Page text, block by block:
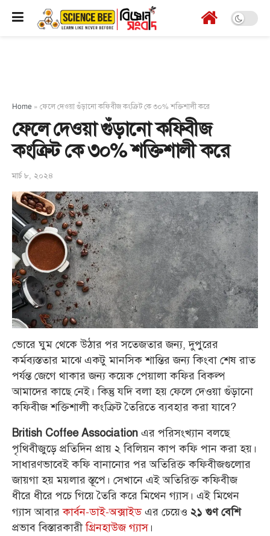
Home » ফেলে দেওয়া গুঁড়ানো কফিবীজ কংক্রিট কে ৩০% শক্তিশালী করে
ফেলে দেওয়া গুঁড়ানো কফিবীজ
কংক্রিট কে ৩০% শক্তিশালী করে
মার্চ ৮, ২০২৪
ভোরে ঘুম থেকে উঠার পর সতেজতার জন্য, দুপুরের
কর্মব্যস্ততার মাঝে একটু মানসিক শান্তির জন্য কিংবা শেষ রাত
পর্যন্ত জেগে থাকার জন্য কয়েক পেয়ালা কফির বিকল্প
আমাদের কাছে নেই। কিন্তু যদি বলা হয় ফেলে দেওয়া গুঁড়ানো
কফিবীজ শক্তিশালী কংক্রিট তৈরিতে ব্যবহার করা যাবে?
British Coffee Association এর পরিসংখ্যান বলছে
পৃথিবীজুড়ে প্রতিদিন প্রায় ২ বিলিয়ন কাপ কফি পান করা হয়।
সাধারণভাবেই কফি বানানোর পর অতিরিক্ত কফিবীজগুলোর
জায়গা হয় ময়লার স্তূপে। সেখানে এই অতিরিক্ত কফিবীজ
ধীরে ধীরে পচে গিয়ে তৈরি করে মিথেন গ্যাস। এই মিথেন
গ্যাস আবারকার্বন-ডাই-অক্সাইডএর চেয়েও ২১ গুণ বেশি
প্রভাব বিস্তারকারীগ্রিনহাউজ গ্যাস।